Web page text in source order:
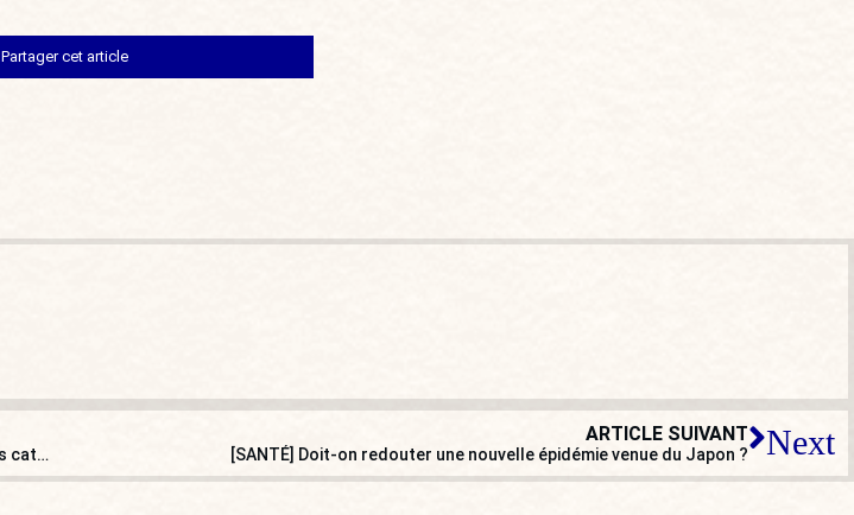
Partager cet article
Rapport sur le financement de l’enseignement privé : un « brûlot » contre les écoles catholiques
ARTICLE SUIVANT
[SANTÉ] Doit-on redouter une nouvelle épidémie venue du Japon ? Next